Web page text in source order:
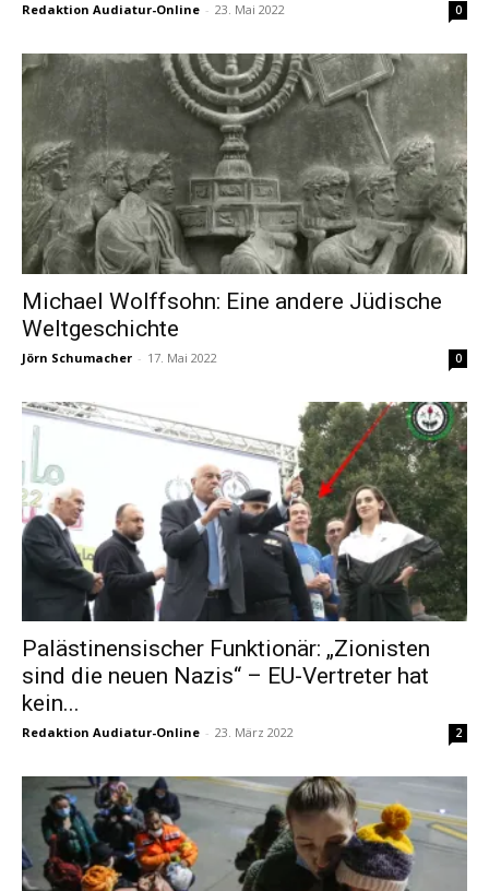
Redaktion Audiatur-Online - 23. Mai 2022 0
Michael Wolffsohn: Eine andere Jüdische
Weltgeschichte
Jörn Schumacher - 17. Mai 2022 0
Palästinensischer Funktionär: „Zionisten
sind die neuen Nazis“ – EU-Vertreter hat
kein...
Redaktion Audiatur-Online - 23. März 2022 2